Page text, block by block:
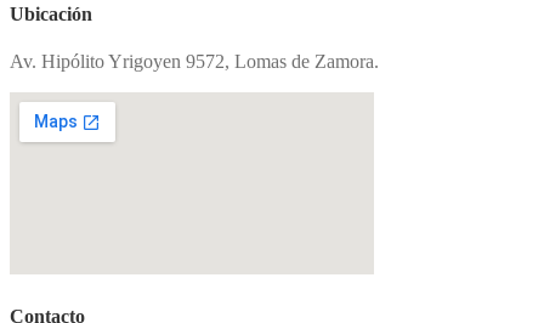
Ubicación
Av. Hipólito Yrigoyen 9572, Lomas de Zamora.
Contacto